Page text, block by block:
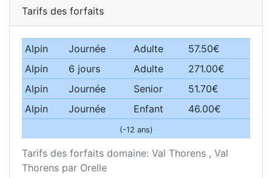
Tarifs des forfaits
Tarifs des forfaits domaine: Val Thorens , Val
Thorens par Orelle
Alpin Journée Adulte
57.50€
Alpin
6 jours Adulte
271.00€
Alpin
Journée Senior
51.70€
Alpin
Journée Enfant 46.00€
(-12 ans)